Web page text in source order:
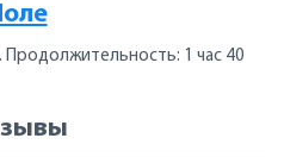
Продолжительность: 1 час 40